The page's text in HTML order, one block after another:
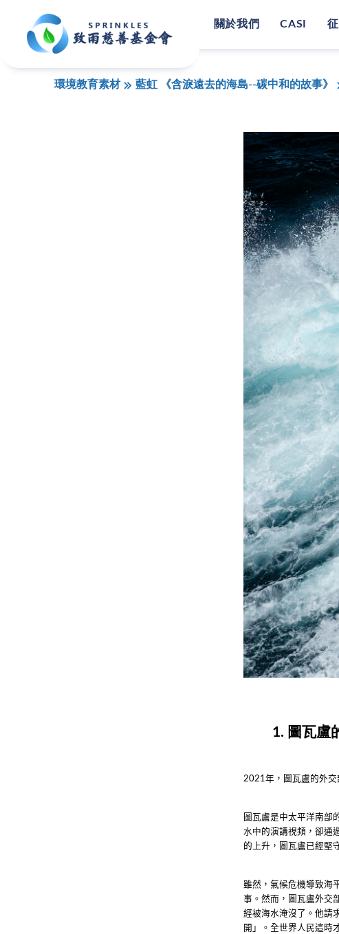
關於我們 CASI
環境教育素材 藍虹 《含淚遠去的海島--碳中和的故事》
1. 圖瓦盧
2021年，圖瓦盧的外交
圖瓦盧是中太平洋南部
水中的演講視頻，卻通
的上升，圖瓦盧已經堅
雖然，氣候危機導致海
事。然而，圖瓦盧外交
經被海水淹沒了。他請
開」。全世界人民這時